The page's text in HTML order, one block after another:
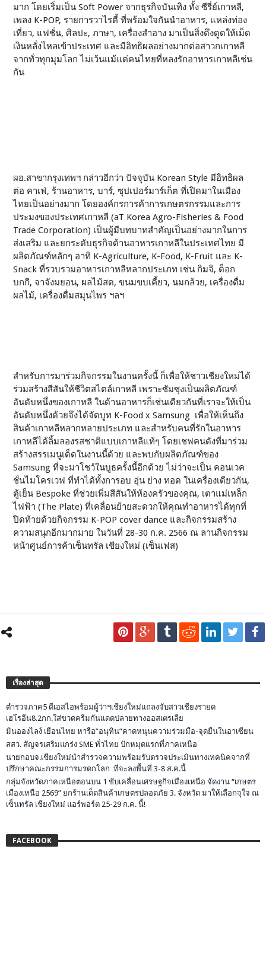
มาก โดยเริ่มเป็น Soft Power จากธุรกิจบันเทิง ทั้ง ซีรี่ย์เกาหลี,
เพลง K-POP, รายการวาไรตี้ ที่พร้อมใจกันนำอาหาร, แหล่งท่อง
เที่ยว, แฟชั่น, ศิลปะ, ภาษา, เครื่องสำอาง มาเป็นสิ่งดึงดูดให้เม็ด
เงินหลั่งไหลเข้าประเทศ และมีอิทธิผลอย่างมากต่อสาวกเกาหลี
จากทั่วทุกมุมโลก ไม่เว้นแม้แต่คนไทยที่หลงรักอาหารเกาหลีเช่น
กัน
ผอ.สาขากรุงเทพฯ กล่าวอีกว่า ปัจจุบัน Korean Style มีอิทธิผล
ต่อ คาเฟ่, ร้านอาหาร, บาร์, ซุปเปอร์มาร์เก็ต ที่เปิดมาในเมือง
ไทยเป็นอย่างมาก โดยองค์กรการค้าการเกษตรกรรมและการ
ประมงของประเทศเกาหลี (aT Korea Agro-Fisheries & Food
Trade Corporation) เป็นผู้มีบทบาทสำคัญเป็นอย่างมากในการ
ส่งเสริม และยกระดับธุรกิจด้านอาหารเกาหลีในประเทศไทย มี
ผลิตภัณฑ์หลักๆ อาทิ K-Agriculture, K-Food, K-Fruit และ K-
Snack ที่รวบรวมอาหารเกาหลีหลากประเภท เช่น กิมจิ, ต็อก
บกกี, จาจังมยอน, ผลไม้สด, ขนมขบเคี้ยว, นมกล้วย, เครื่องดื่ม
ผลไม้, เครื่องดื่มสมุนไพร ฯลฯ
สำหรับการมาร่วมกิจกรรมในงานครั้งนี้ ก็เพื่อให้ชาวเชียงใหม่ได้
ร่วมสร้างสีสันให้ชีวิตสไตล์เกาหลี เพราะซัมซุงเป็นผลิตภัณฑ์
อันดับหนึ่งของเกาหลี ในด้านอาหารก็เช่นเดียวกันที่เราจะให้เป็น
อันดับหนึ่งด้วยจึงได้จัดบูท K-Food x Samsung เพื่อให้เห็นถึง
สินค้าเกาหลีหลากหลายประเภท และสำหรับคนที่รักในอาหาร
เกาหลีได้ลิ้มลองรสชาติแบบเกาหลีแท้ๆ โดยเชฟคนดังที่มาร่วม
สร้างสรรเมนูเด็ดในงานนี้ด้วย และพบกับผลิตภัณฑ์ของ
Samsung ที่จะมาโชว์ในบูธครั้งนี้อีกด้วย ไม่ว่าจะเป็น คอนเวค
ชั่นไมโครเวฟ ที่ทำได้ทั้งการอบ อุ่น ย่าง ทอด ในเครื่องเดียวกัน,
ตู้เย็น Bespoke ที่ช่วยเพิ่มสีสันให้ห้องครัวของคุณ, เตาแม่เหล็ก
ไฟฟ้า (The Plate) ที่เคลื่อนย้ายสะดวกให้คุณทำอาหารได้ทุกที่
ปิดท้ายด้วยกิจกรรม K-POP cover dance และกิจกรรมสร้าง
ความสนุกอีกมากมาย ในวันที่ 28-30 ก.ค. 2566 ณ ลานกิจกรรม
หน้าศูนย์การค้าเซ็นทรัล เชียงใหม่ (เซ็นเฟส)
เรื่องล่าสุด
ตำรวจภาค5 ดีเอสไอพร้อมผู้ว่าฯเชียงใหม่แถลงจับสาวเชียงรายด
เฮโรอีน8.2กก.ใส่ขวดครีมกันแดดปลายทางออสเตรเลีย
มินอองไลง์ เยือนไทย หารือ”อนุทิน”คาดหนุนความร่วมมือ-จุดยืนในอาเซียน
สสว. สัญจรเสริมแกร่ง SME ทั่วไทย ปักหมุดแรกที่ภาคเหนือ
นายกอบจ.เชียงใหม่นำสำรวจความพร้อมรับตรวจประเมินทางเทคนิคจากที่
ปรึกษาคณะกรรมการมรดกโลก ที่จะลงพื้นที่ 3-8 ส.ค.นี้
กลุ่มจังหวัดภาคเหนือตอนบน 1 ขับเคลื่อนเศรษฐกิจเมืองเหนือ จัดงาน “เกษตร
เมืองเหนือ 2569” ยกร้านเด็ดสินค้าเกษตรปลอดภัย 3. จังหวัด มาให้เลือกจุใจ ณ
เซ็นทรัล เชียงใหม่ แอร์พอร์ต 25-29 ก.ค. นี้!
FACEBOOK